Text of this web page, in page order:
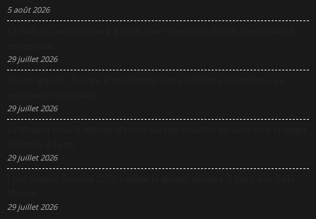
5 août 2026
29 juillet 2026
29 juillet 2026
29 juillet 2026
29 juillet 2026